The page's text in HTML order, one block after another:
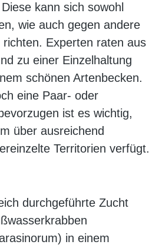
kann sich sowohl
wie auch gegen andere
richten. Experten raten aus
zu einer Einzelhaltung
schönen Artenbecken.
eine Paar- oder
ist es wichtig,
über ausreichend
Territorien verfügt.
durchgeführte Zucht
in einem